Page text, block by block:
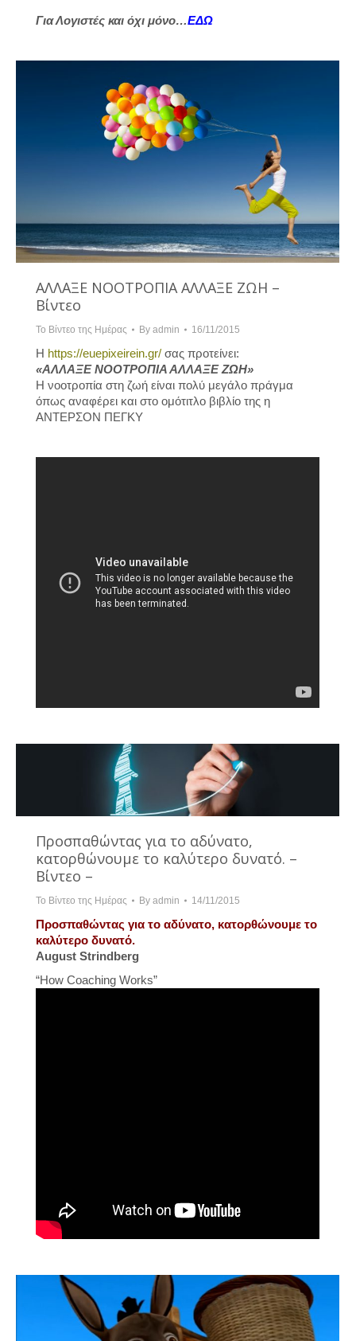
Για Λογιστές και όχι μόνο…ΕΔΩ
ΑΛΛΑΞΕ ΝΟΟΤΡΟΠΙΑ ΑΛΛΑΞΕ ΖΩΗ –
Βίντεο
Το Βίντεο της Ημέρας By admin 16/11/2015
Η https://euepixeirein.gr/ σας προτείνει:
«ΑΛΛΑΞΕ ΝΟΟΤΡΟΠΙΑ ΑΛΛΑΞΕ ΖΩΗ»
Η νοοτροπία στη ζωή είναι πολύ μεγάλο πράγμα
όπως αναφέρει και στο ομότιτλο βιβλίο της η
ΑΝΤΕΡΣΟΝ ΠΕΓΚΥ
Προσπαθώντας για το αδύνατο,
κατορθώνουμε το καλύτερο δυνατό. –
Βίντεο –
Το Βίντεο της Ημέρας By admin 14/11/2015
Προσπαθώντας για το αδύνατο, κατορθώνουμε το
καλύτερο δυνατό.
August Strindberg
“How Coaching Works”